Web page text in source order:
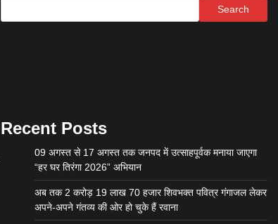
Search
Recent Posts
09 अगस्त से 17 अगस्त तक जनपद में उत्साहपूर्वक मनाया जाएगा
“हर घर तिरंगा 2026” अभियान
अब तक 2 करोड़ 19 लाख 70 हजार शिवभक्त पवित्र गंगाजल लेकर
अपने-अपने गंतव्य की ओर हो चुके हैं रवाना